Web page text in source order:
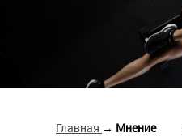
Главная → Мнение